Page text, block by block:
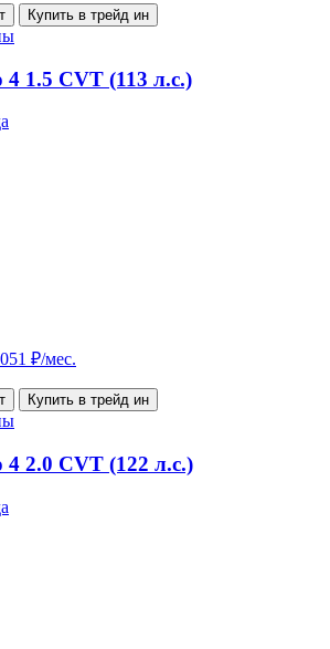
Купить в трейд ин
4 1.5 CVT (113 л.с.)
₽/мес.
Купить в трейд ин
4 2.0 CVT (122 л.с.)